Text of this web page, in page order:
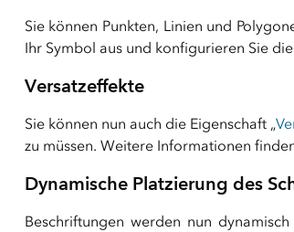
Sie können Punkten, Linien und
Ihr Symbol aus und konfigurieren Sie
Versatzeffekte
Sie können nun auch die Eigenschaft „
zu müssen. Weitere Informationen
Dynamische Platzierung des
Beschriftungen werden nun